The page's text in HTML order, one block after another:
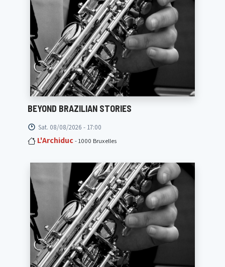
BEYOND BRAZILIAN STORIES
Sat. 08/08/2026 - 17:00
L'Archiduc- 1000 Bruxelles